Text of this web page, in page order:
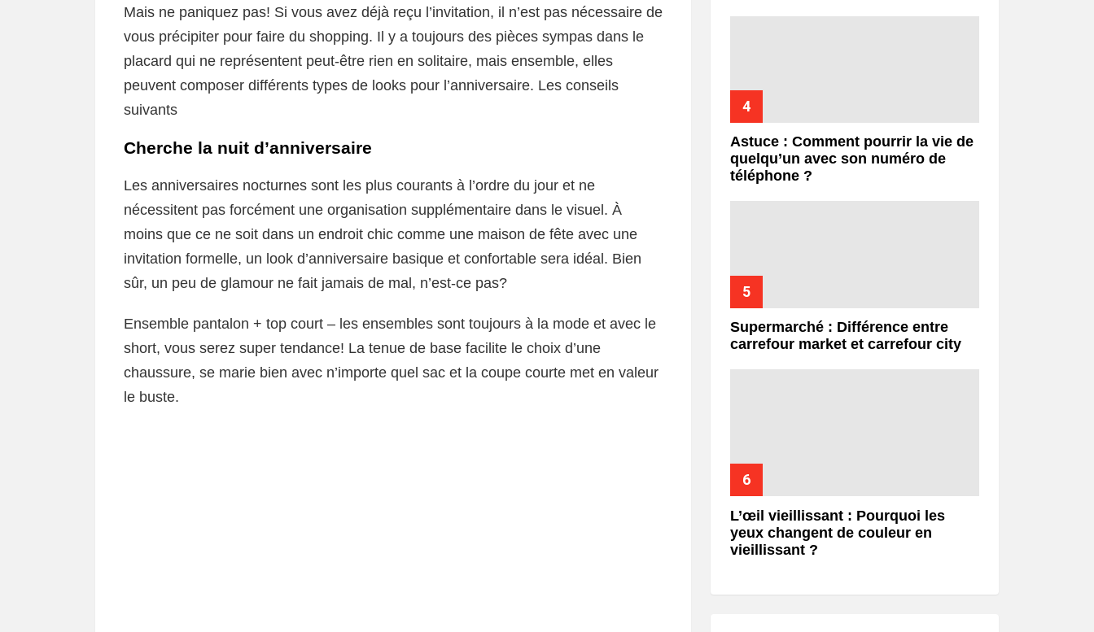
Mais ne paniquez pas! Si vous avez déjà reçu l’invitation, il n’est pas nécessaire de
vous précipiter pour faire du shopping. Il y a toujours des pièces sympas dans le
placard qui ne représentent peut-être rien en solitaire, mais ensemble, elles
peuvent composer différents types de looks pour l’anniversaire. Les conseils
suivants
Cherche la nuit d’anniversaire
Les anniversaires nocturnes sont les plus courants à l’ordre du jour et ne
nécessitent pas forcément une organisation supplémentaire dans le visuel. À
moins que ce ne soit dans un endroit chic comme une maison de fête avec une
invitation formelle, un look d’anniversaire basique et confortable sera idéal. Bien
sûr, un peu de glamour ne fait jamais de mal, n’est-ce pas?
Ensemble pantalon + top court – les ensembles sont toujours à la mode et avec le
short, vous serez super tendance! La tenue de base facilite le choix d’une
chaussure, se marie bien avec n’importe quel sac et la coupe courte met en valeur
le buste.
Astuce : Comment pourrir la vie de
quelqu’un avec son numéro de
téléphone ?
Supermarché : Différence entre
carrefour market et carrefour city
L’œil vieillissant : Pourquoi les
yeux changent de couleur en
vieillissant ?